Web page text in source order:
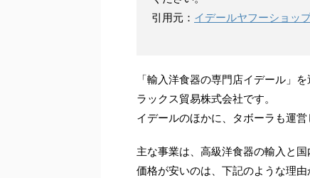
引用元： イデールヤフーショッ
「輸入洋食器の専門店イデール」
ラックス貿易株式会社です。
イデールのほかに、タボーラも運営
主な事業は、高級洋食器の輸入と国
価格が安いのは、下記のような理由